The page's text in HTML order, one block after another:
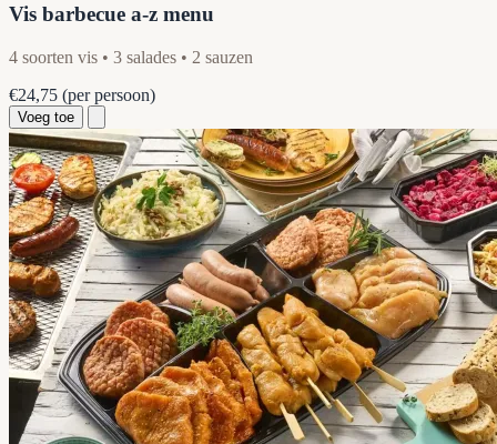
Vis barbecue a-z menu
4 soorten vis • 3 salades • 2 sauzen
€24,75 (per persoon)
Voeg toe